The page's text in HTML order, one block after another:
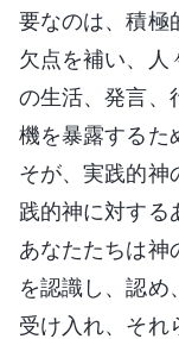
要なのは、積極
欠点を補い、人
の生活、発言、
機を暴露するた
そが、実践的神
践的神に対する
あなたたちは神
を認識し、認め
受け入れ、それ